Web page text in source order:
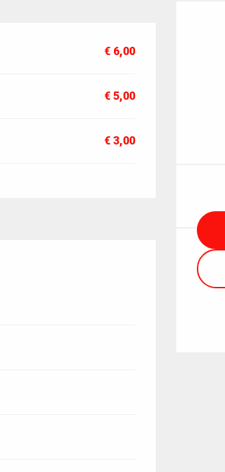
€ 6,00
€ 5,00
€ 3,00